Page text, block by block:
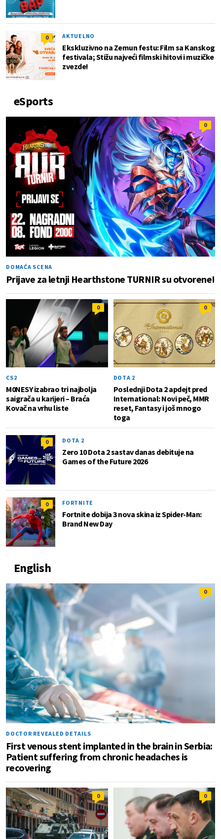
0 AKTUELNO
Ekskluzivno na Zemun festu: Film sa Kanskog
festivala; Stižu najveći filmski hitovi i muzičke
zvezde!
eSports
0
DOMAĆA SCENA
Prijave za letnji Hearthstone TURNIR su otvorene!
0
CS2
M0NESY izabrao tri najbolja
saigrača u karijeri – Braća
Kovač na vrhu liste
0
DOTA 2
Poslednji Dota 2 apdejt pred
International: Novi peč, MMR
reset, Fantasy i još mnogo
toga
0 DOTA 2
Zero 10 Dota 2 sastav danas debituje na
Games of the Future 2026
0 FORTNITE
Fortnite dobija 3 nova skina iz Spider-Man:
Brand New Day
English
0
DOCTOR REVEALED DETAILS
First venous stent implanted in the brain in Serbia:
Patient suffering from chronic headaches is
recovering
0 0